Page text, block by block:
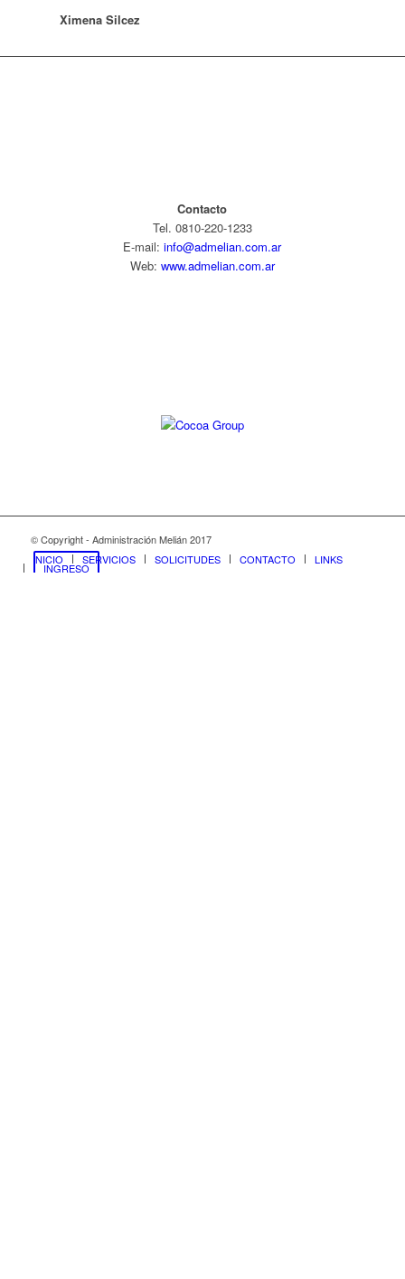
Ximena Silcez
Contacto
Tel. 0810-220-1233
E-mail:info@admelian.com.ar
Web: www.admelian.com.ar
© Copyright - Administración Melián 2017
INICIO
SERVICIOS SOLICITUDES CONTACTO LINKS
INGRESO